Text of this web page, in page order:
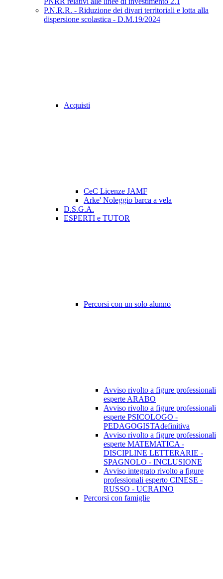
P.N.R.R. - Riduzione dei divari territoriali e lotta alla
dispersione scolastica - D.M.19/2024
Acquisti
CeC Licenze JAMF
Arke' Noleggio barca a vela
D.S.G.A.
ESPERTI e TUTOR
Percorsi con un solo alunno
Avviso rivolto a figure professionali
esperte ARABO
Avviso rivolto a figure professionali
esperte PSICOLOGO -
PEDAGOGISTAdefinitiva
Avviso rivolto a figure professionali
esperte MATEMATICA -
DISCIPLINE LETTERARIE -
SPAGNOLO - INCLUSIONE
Avviso integrato rivolto a figure
professionali esperto CINESE -
RUSSO - UCRAINO
Percorsi con famiglie